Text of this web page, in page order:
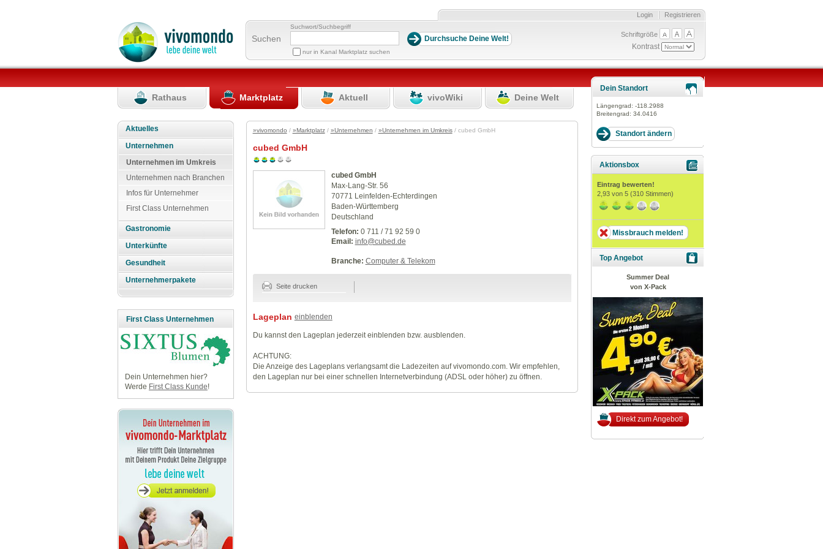
Registrieren
Login
Suchen
Suchwort/Suchbegriff
nur in Kanal Marktplatz suchen
Schriftgröße
Kontrast
Rathaus Marktplatz Aktuell vivoWiki Deine Welt
Aktuelles
Unternehmen
Unternehmen im Umkreis
Unternehmen nach Branchen
Infos für Unternehmer
First Class Unternehmen
Gastronomie
Unterkünfte
Gesundheit
Unternehmerpakete
First Class Unternehmen
Dein Unternehmen hier?
Werde First Class Kunde!
»vivomondo / »Marktplatz/ »Unternehmen / »Unternehmen im Umkreis/ cubed GmbH
cubed GmbH
cubed GmbH
Max-Lang-Str. 56
70771 Leinfelden-Echterdingen
Baden-Württemberg
Deutschland
Telefon: 0 711 / 71 92 59 0
Email: info@cubed.de
Branche: Computer & Telekom
Seite drucken
Lageplan einblenden
Du kannst den Lageplan jederzeit einblenden bzw. ausblenden.
ACHTUNG:
Die Anzeige des Lageplans verlangsamt die Ladezeiten auf vivomondo.com. Wir empfehlen,
den Lageplan nur bei einer schnellen Internetverbindung (ADSL oder höher) zu öffnen.
Dein Standort
Längengrad: -118.2988
Breitengrad: 34.0416
Aktionsbox
Eintrag bewerten!
2,93 von 5 (310 Stimmen)
Missbrauch melden!
Top Angebot
Summer Deal
von X-Pack
Direkt zum Angebot!